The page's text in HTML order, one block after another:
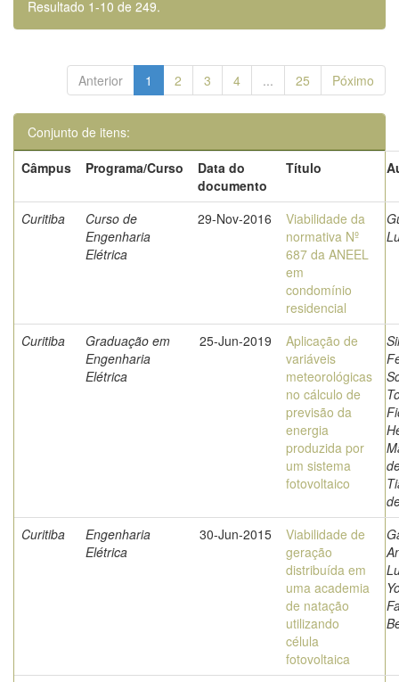
Resultado 1-10 de 249.
Anterior 1 2 3 4 ... 25 Póximo
Conjunto de itens:
Câmpus
Programa/Curso
Data do
documento
Título
Curitiba
Curso de
Engenharia
Elétrica
29-Nov-2016
Viabilidade da
normativa Nº
687 da ANEEL
em
condomínio
residencial
Curitiba
Graduação em
Engenharia
Elétrica
25-Jun-2019
Aplicação de
variáveis
meteorológicas
no cálculo de
previsão da
energia
produzida por
um sistema
fotovoltaico
Curitiba
Engenharia
Elétrica
30-Jun-2015
Viabilidade de
geração
distribuída em
uma academia
de natação
utilizando
célula
fotovoltaica